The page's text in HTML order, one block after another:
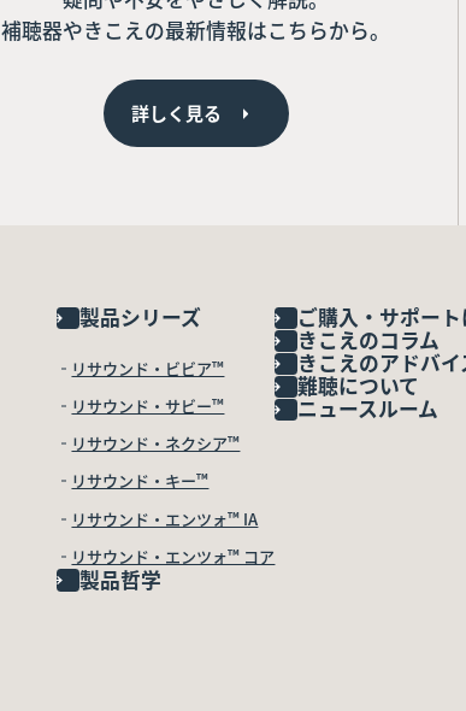
補聴器やきこえの最新情報はこちらから。
詳しく見る
製品シリーズ
リサウンド・ビビア™
リサウンド・サビー™
リサウンド・ネクシア™
リサウンド・キー™
リサウンド・エンツォ™ IA
リサウンド・エンツォ™ コア
製品哲学
ご購入・サポー
きこえのコラム
きこえのアドバイ
難聴について
ニュースルーム